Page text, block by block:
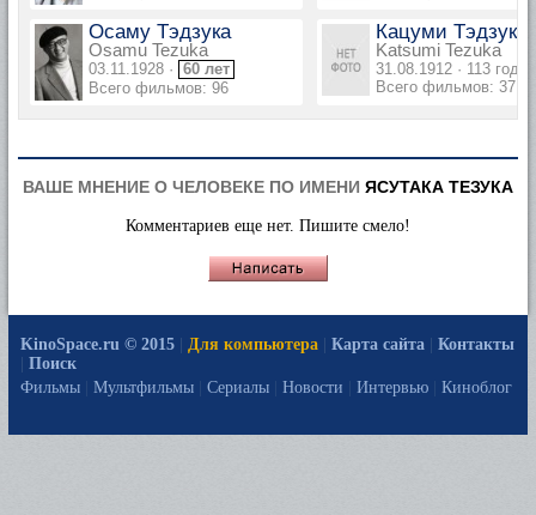
Осаму Тэдзука
Osamu Tezuka
03.11.1928 · 60 лет
Всего фильмов: 96
Кацуми Тэдзука
Katsumi Tezuka
31.08.1912 · 113 года
Всего фильмов: 37
ВАШЕ МНЕНИЕ О ЧЕЛОВЕКЕ ПО ИМЕНИ ЯСУТАКА ТЕЗУКА
Комментариев еще нет. Пишите смело!
KinoSpace.ru © 2015 Для компьютера Карта сайта
Контакты
Поиск
Фильмы
Мультфильмы Сериалы Новости Интервью Киноблог